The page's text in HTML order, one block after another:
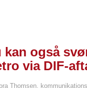
kan også
via DIF-
Thomsen,